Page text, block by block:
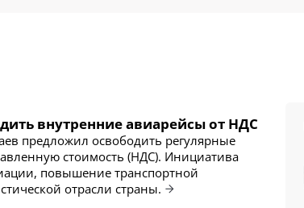
внутренние авиарейсы от НДС
предложил освободить регулярные
стоимость (НДС). Инициатива
повышение транспортной
отрасли страны.